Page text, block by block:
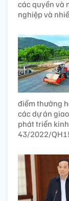
các quyền và
nghiệp và
điểm thưởng
các dự án
phát triển
43/2022/